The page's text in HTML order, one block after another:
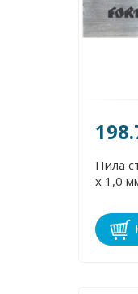
Пила
х 1,0